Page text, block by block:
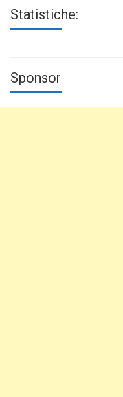
Statistiche:
Sponsor